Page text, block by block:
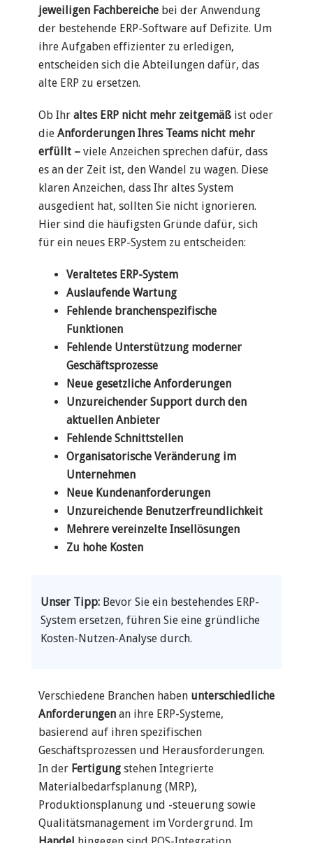
jeweiligen Fachbereiche bei der Anwendung
der bestehende ERP-Software auf Defizite. Um
ihre Aufgaben effizienter zu erledigen,
entscheiden sich die Abteilungen dafür, das
alte ERP zu ersetzen.
Ob Ihr altes ERP nicht mehr zeitgemäß ist oder
die Anforderungen Ihres Teams nicht mehr
erfüllt – viele Anzeichen sprechen dafür, dass
es an der Zeit ist, den Wandel zu wagen. Diese
klaren Anzeichen, dass Ihr altes System
ausgedient hat, sollten Sie nicht ignorieren.
Hier sind die häufigsten Gründe dafür, sich
für ein neues ERP-System zu entscheiden:
Veraltetes ERP-System
Auslaufende Wartung
Fehlende branchenspezifische
Funktionen
Fehlende Unterstützung moderner
Geschäftsprozesse
Neue gesetzliche Anforderungen
Unzureichender Support durch den
aktuellen Anbieter
Fehlende Schnittstellen
Organisatorische Veränderung im
Unternehmen
Neue Kundenanforderungen
Unzureichende Benutzerfreundlichkeit
Mehrere vereinzelte Insellösungen
Zu hohe Kosten
Unser Tipp: Bevor Sie ein bestehendes ERP-
System ersetzen, führen Sie eine gründliche
Kosten-Nutzen-Analyse durch.
Verschiedene Branchen haben unterschiedliche
Anforderungen an ihre ERP-Systeme,
basierend auf ihren spezifischen
Geschäftsprozessen und Herausforderungen.
In der Fertigung stehen Integrierte
Materialbedarfsplanung (MRP),
Produktionsplanung und -steuerung sowie
Qualitätsmanagement im Vordergrund. Im